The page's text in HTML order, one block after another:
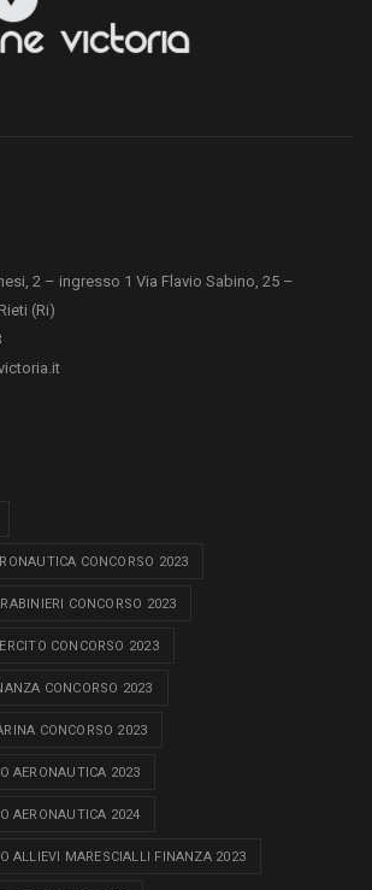
2 – ingresso 1 Via Flavio Sabino, 25 –
(Ri)
CONCORSO 2023
CONCORSO 2023
CONCORSO 2023
CONCORSO 2023
CONCORSO 2023
AERONAUTICA 2023
AERONAUTICA 2024
ALLIEVI MARESCIALLI FINANZA 2023